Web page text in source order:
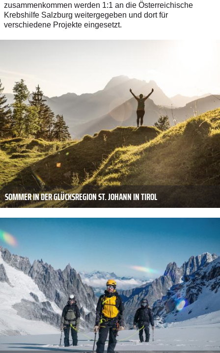
zusammenkommen werden 1:1 an die Österreichische
Krebshilfe Salzburg weitergegeben und dort für
verschiedene Projekte eingesetzt.
SOMMER IN DER GLÜCKSREGION ST. JOHANN IN TIROL